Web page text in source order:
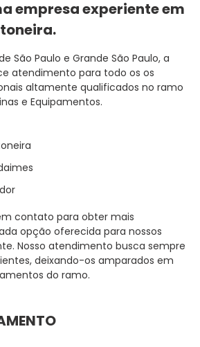
empresa experiente em
.
São Paulo e Grande São Paulo, a
atendimento para todo os os
altamente qualificados no ramo
e Equipamentos.
contato para obter mais
opção oferecida para nossos
Nosso atendimento busca sempre
deixando-os amparados em
do ramo.